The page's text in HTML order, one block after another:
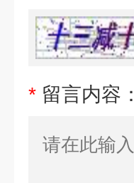
* 留言内容：